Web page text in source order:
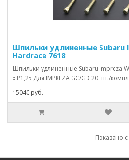
Шпильки удлиненные Subaru
Hardrace 7618
Шпильки удлиненные Subaru Impreza
x P1,25 Для IMPREZA GC/GD 20 шт./
15040 руб.
Показано с